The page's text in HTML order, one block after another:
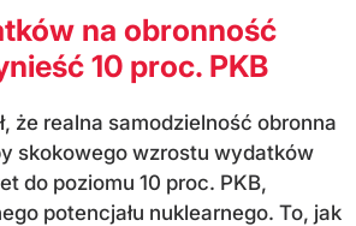
na obronność
10 proc. PKB
że realna samodzielność obronna
skokowego wzrostu wydatków
do poziomu 10 proc. PKB,
potencjału nuklearnego. To, jak